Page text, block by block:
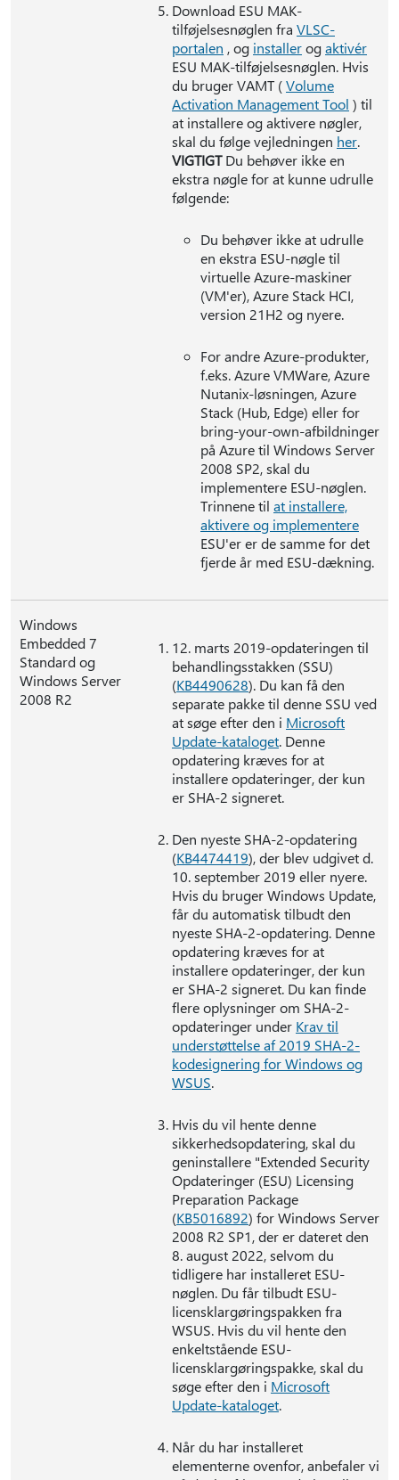
Download ESU MAK-
tilføjelsesnøglen fra VLSC-
portalen , og installerogaktivér
ESU MAK-tilføjelsesnøglen. Hvis
du bruger VAMT (Volume
Activation Management Tool ) til
at installere og aktivere nøgler,
skal du følge vejledningen her.
VIGTIGTDu behøver ikke en
ekstra nøgle for at kunne udrulle
følgende:
Du behøver ikke at udrulle
en ekstra ESU-nøgle til
virtuelle Azure-maskiner
(VM'er), Azure Stack HCI,
version 21H2 og nyere.
For andre Azure-produkter,
f.eks. Azure VMWare, Azure
Nutanix-løsningen, Azure
Stack (Hub, Edge) eller for
bring-your-own-afbildninger
på Azure til Windows Server
2008 SP2, skal du
implementere ESU-nøglen.
Trinnene til at installere,
aktivere og implementere
ESU'er er de samme for det
fjerde år med ESU-dækning.
Windows
Embedded 7
Standard og
Windows Server
2008 R2
12. marts 2019-opdateringen til
behandlingsstakken (SSU)
(KB4490628). Du kan få den
separate pakke til denne SSU ved
at søge efter den i Microsoft
Update-kataloget. Denne
opdatering kræves for at
installere opdateringer, der kun
er SHA-2 signeret.
Den nyeste SHA-2-opdatering
(KB4474419), der blev udgivet d.
10. september 2019 eller nyere.
Hvis du bruger Windows Update,
får du automatisk tilbudt den
nyeste SHA-2-opdatering. Denne
opdatering kræves for at
installere opdateringer, der kun
er SHA-2 signeret. Du kan finde
flere oplysninger om SHA-2-
opdateringer under Krav til
understøttelse af 2019 SHA-2-
kodesignering for Windows og
WSUS.
Hvis du vil hente denne
sikkerhedsopdatering, skal du
geninstallere "Extended Security
Opdateringer (ESU) Licensing
Preparation Package
(KB5016892) for Windows Server
2008 R2 SP1, der er dateret den
8. august 2022, selvom du
tidligere har installeret ESU-
nøglen. Du får tilbudt ESU-
licensklargøringspakken fra
WSUS. Hvis du vil hente den
enkeltstående ESU-
licensklargøringspakke, skal du
søge efter den i Microsoft
Update-kataloget.
Når du har installeret
elementerne ovenfor, anbefaler vi